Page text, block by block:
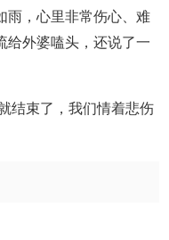
雨，心里非常伤心、难
给外婆嗑头，还说了一
结束了，我们情着悲伤